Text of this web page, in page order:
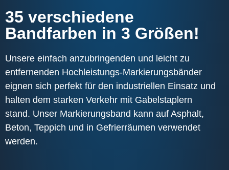
35 verschiedene
Bandfarben in 3 Größen!
Unsere einfach anzubringenden und leicht zu
entfernenden Hochleistungs-Markierungsbänder
eignen sich perfekt für den industriellen Einsatz und
halten dem starken Verkehr mit Gabelstaplern
stand. Unser Markierungsband kann auf Asphalt,
Beton, Teppich und in Gefrierräumen verwendet
werden.